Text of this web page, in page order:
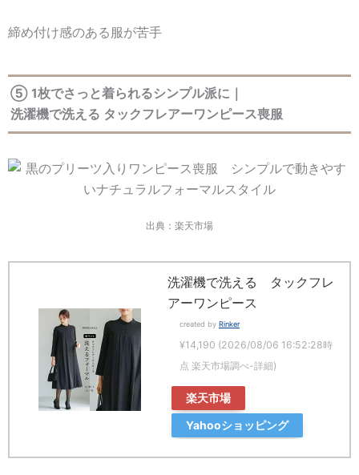
締め付け感のある服が苦手
⑤ 1枚でさっと着られるシンプル派に｜
洗濯機で洗える タックフレアーワンピース喪服
出典：楽天市場
洗濯機で洗える タックフレ
アーワンピース
created by Rinker
¥14,190 (2026/08/06 16:52:28時
点 楽天市場調べ-詳細)
楽天市場
Yahooショッピング